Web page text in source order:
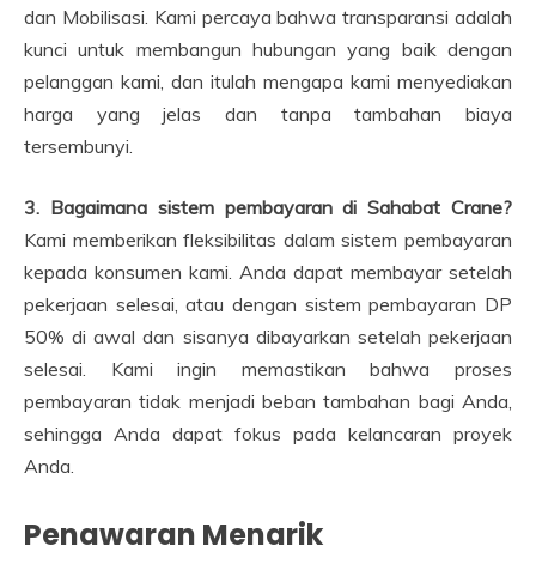
dan Mobilisasi. Kami percaya bahwa transparansi adalah
kunci untuk membangun hubungan yang baik dengan
pelanggan kami, dan itulah mengapa kami menyediakan
harga yang jelas dan tanpa tambahan biaya
tersembunyi.
3. Bagaimana sistem pembayaran di Sahabat Crane?
Kami memberikan fleksibilitas dalam sistem pembayaran
kepada konsumen kami. Anda dapat membayar setelah
pekerjaan selesai, atau dengan sistem pembayaran DP
50% di awal dan sisanya dibayarkan setelah pekerjaan
selesai. Kami ingin memastikan bahwa proses
pembayaran tidak menjadi beban tambahan bagi Anda,
sehingga Anda dapat fokus pada kelancaran proyek
Anda.
Penawaran Menarik